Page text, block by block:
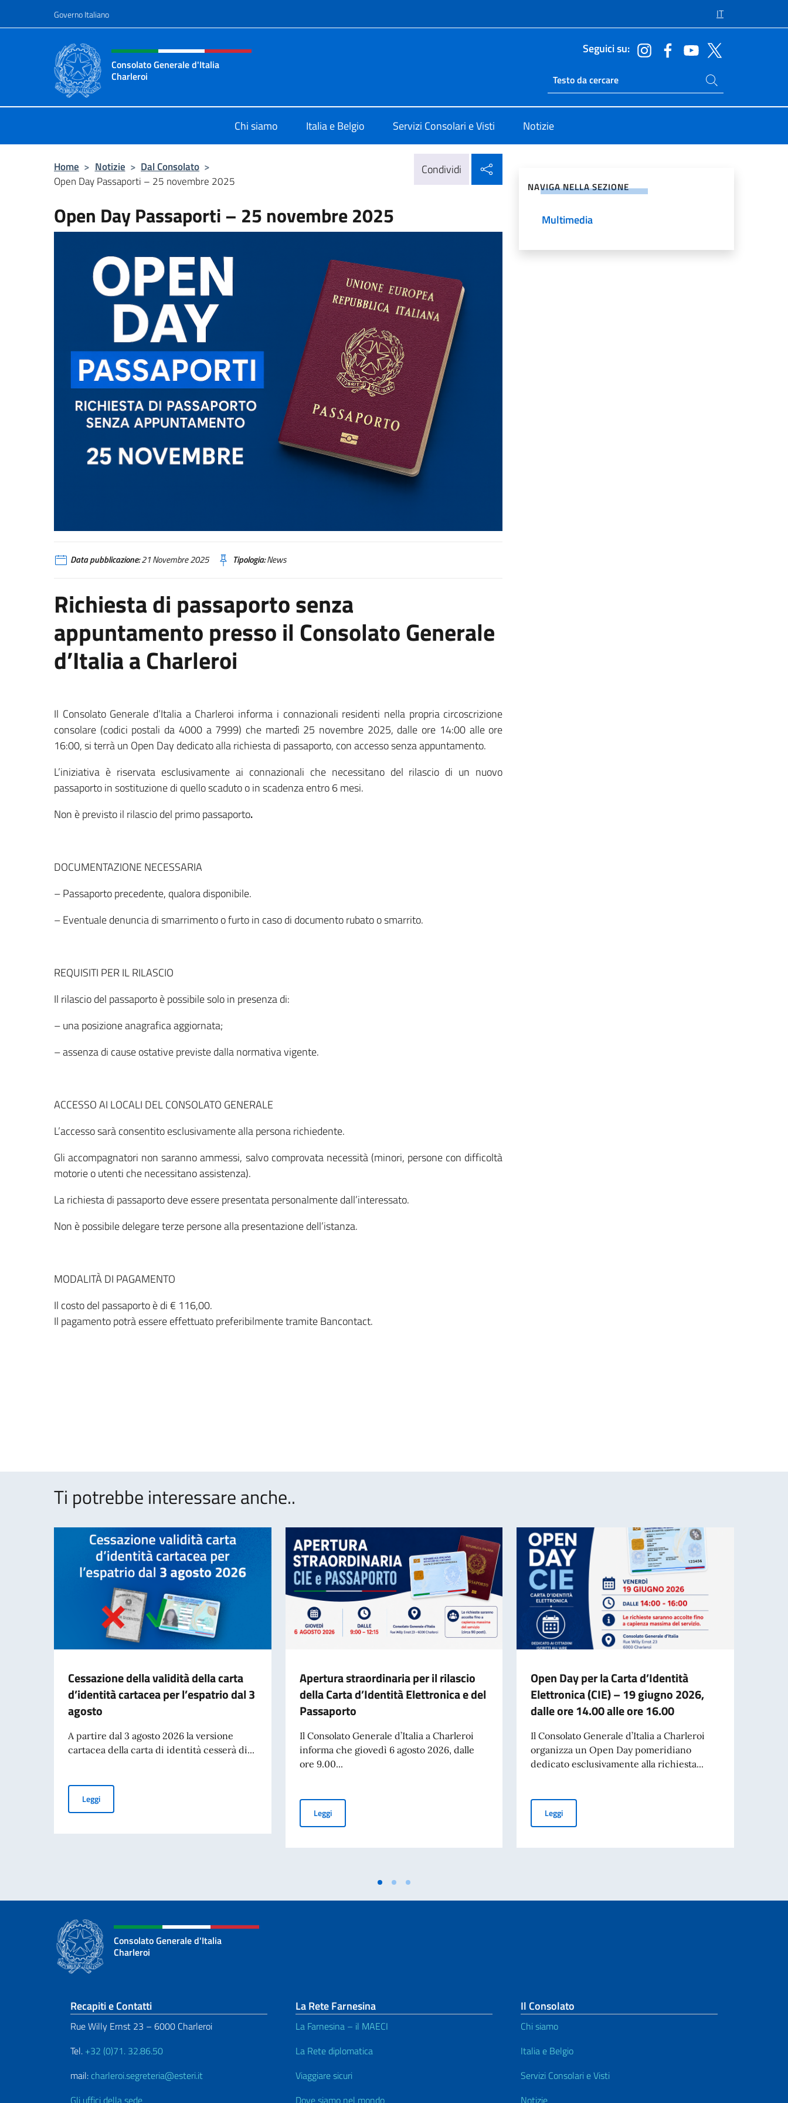
Governo Italiano IT
Intestazione sito, social e menù
Consolato Generale d'Italia
Charleroi
Seguici su:
Ricerca sito live
Cerca nel sito
Chi siamo Italia e Belgio Servizi Consolari e Visti Notizie
Home > Notizie > Dal Consolato >
Open Day Passaporti – 25 novembre 2025
Condividi
Open Day Passaporti – 25 novembre 2025
Data pubblicazione:21 Novembre 2025 Tipologia:News
Richiesta di passaporto senza
appuntamento presso il Consolato Generale
d’Italia a Charleroi
Il Consolato Generale d’Italia a Charleroi informa i connazionali residenti nella propria circoscrizione
consolare (codici postali da 4000 a 7999) che martedì 25 novembre 2025, dalle ore 14:00 alle ore
16:00, si terrà un Open Day dedicato alla richiesta di passaporto, con accesso senza appuntamento.
L’iniziativa è riservata esclusivamente ai connazionali che necessitano del rilascio di un nuovo
passaporto in sostituzione di quello scaduto o in scadenza entro 6 mesi.
Non è previsto il rilascio del primo passaporto.
DOCUMENTAZIONE NECESSARIA
– Passaporto precedente, qualora disponibile.
– Eventuale denuncia di smarrimento o furto in caso di documento rubato o smarrito.
REQUISITI PER IL RILASCIO
Il rilascio del passaporto è possibile solo in presenza di:
– una posizione anagrafica aggiornata;
– assenza di cause ostative previste dalla normativa vigente.
ACCESSO AI LOCALI DEL CONSOLATO GENERALE
L’accesso sarà consentito esclusivamente alla persona richiedente.
Gli accompagnatori non saranno ammessi, salvo comprovata necessità (minori, persone con difficoltà
motorie o utenti che necessitano assistenza).
La richiesta di passaporto deve essere presentata personalmente dall’interessato.
Non è possibile delegare terze persone alla presentazione dell’istanza.
MODALITÀ DI PAGAMENTO
Il costo del passaporto è di € 116,00.
Il pagamento potrà essere effettuato preferibilmente tramite Bancontact.
NAVIGA NELLA SEZIONE
Multimedia
Ti potrebbe interessare anche..
Cessazione della validità della carta
d’identità cartacea per l’espatrio dal 3
agosto
A partire dal 3 agosto 2026 la versione
cartacea della carta di identità cesserà di...
LeggiCessazione della validità della carta d’identità cartacea per l’espatrio dal 3 agosto
Apertura straordinaria per il rilascio
della Carta d’Identità Elettronica e del
Passaporto
Il Consolato Generale d’Italia a Charleroi
informa che giovedì 6 agosto 2026, dalle
ore 9.00...
LeggiApertura straordinaria per il rilascio della Carta d’Identità Elettronica e del Passaporto
Open Day per la Carta d’Identità
Elettronica (CIE) – 19 giugno 2026,
dalle ore 14.00 alle ore 16.00
Il Consolato Generale d’Italia a Charleroi
organizza un Open Day pomeridiano
dedicato esclusivamente alla richiesta...
LeggiOpen Day per la Carta d’Identità Elettronica (CIE) – 19 giugno
Consolato Generale d'Italia
Charleroi
Sezione footer
Recapiti e Contatti
Rue Willy Ernst 23 – 6000 Charleroi
Tel. +32 (0)71. 32.86.50
mail: charleroi.segreteria@esteri.it
Gli uffici della sede
La Rete Farnesina
La Farnesina – il MAECI
La Rete diplomatica
Viaggiare sicuri
Dove siamo nel mondo
Il Consolato
Chi siamo
Italia e Belgio
Servizi Consolari e Visti
Notizie